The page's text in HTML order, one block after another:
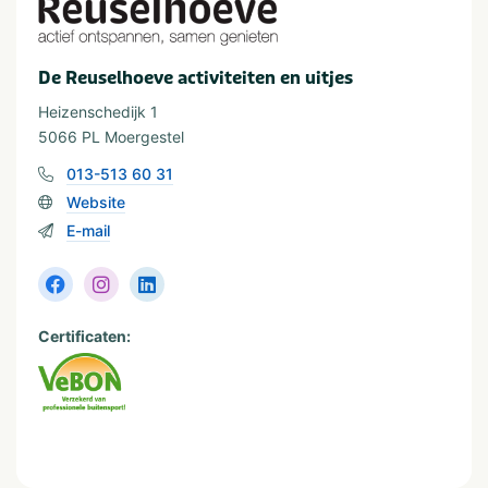
10-24
Meer dan 10 kinderen
De Reuselhoeve activiteiten en uitjes
Heizenschedijk 1
5066 PL Moergestel
013-513 60 31
Website
E-mail
Certificaten: